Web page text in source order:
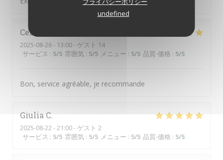
undefined
Cesar
2025-08-26- 13:00 - ゲスト 14
サービス : 5/5 雰囲気 : 5/5 メニュー : 5/5 品質-価格 : 5/5
Bon, service agréable, je recommande
Giulia C
2025-08-22 - 21:00 - ゲスト 2
サービス : 5/5 雰囲気 : 5/5 メニュー : 5/5 品質-価格 : 5/5